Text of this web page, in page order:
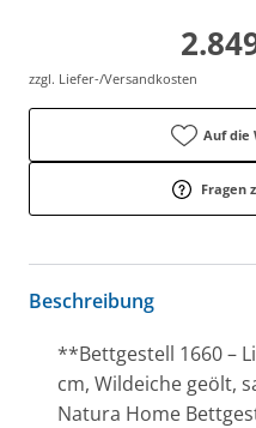
zzgl. Liefer-/Versandkosten
Auf die
Fragen
Beschreibung
**Bettgestell 1660 –
cm, Wildeiche geölt,
Natura Home